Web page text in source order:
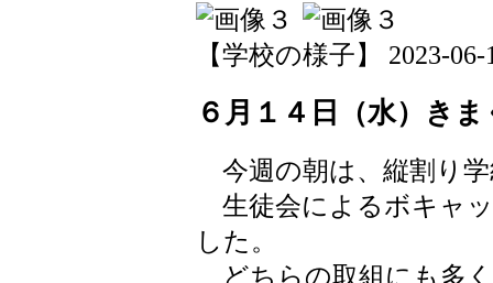
【学校の様子】 2023-
６月１４日（水）き
今週の朝は、縦割り
生徒会によるボキャ
した。
どちらの取組にも多